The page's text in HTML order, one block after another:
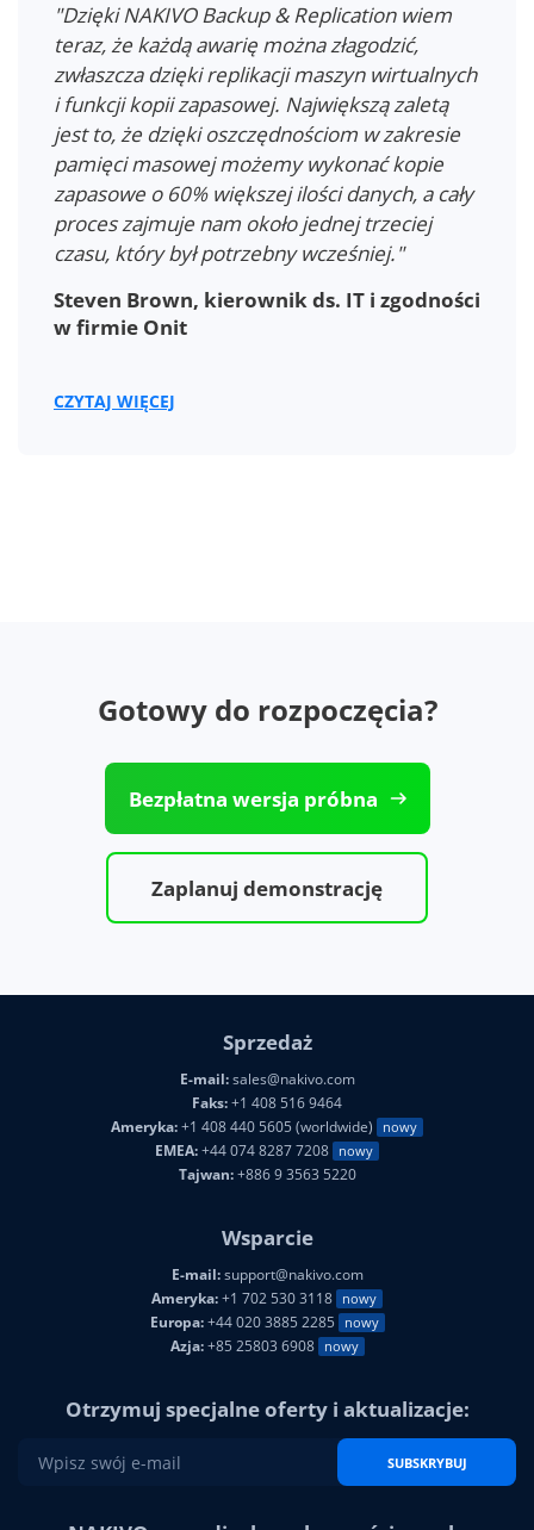
"Dzięki NAKIVO Backup & Replication wiem
teraz, że każdą awarię można złagodzić,
zwłaszcza dzięki replikacji maszyn wirtualnych
i funkcji kopii zapasowej. Największą zaletą
jest to, że dzięki oszczędnościom w zakresie
pamięci masowej możemy wykonać kopie
zapasowe o 60% większej ilości danych, a cały
proces zajmuje nam około jednej trzeciej
czasu, który był potrzebny wcześniej."
Steven Brown, kierownik ds. IT i zgodności
w firmie Onit
CZYTAJ WIĘCEJ
Gotowy do rozpoczęcia?
Bezpłatna wersja próbna
Zaplanuj demonstrację
Sprzedaż
E-mail:sales@nakivo.com
Faks:+1 408 516 9464
Ameryka:+1 408 440 5605 (worldwide) nowy
EMEA:+44 074 8287 7208 nowy
Tajwan:+886 9 3563 5220
Wsparcie
E-mail:support@nakivo.com
Ameryka:+1 702 530 3118 nowy
Europa:+44 020 3885 2285 nowy
Azja:+85 25803 6908 nowy
Otrzymuj specjalne oferty i aktualizacje:
SUBSKRYBUJ